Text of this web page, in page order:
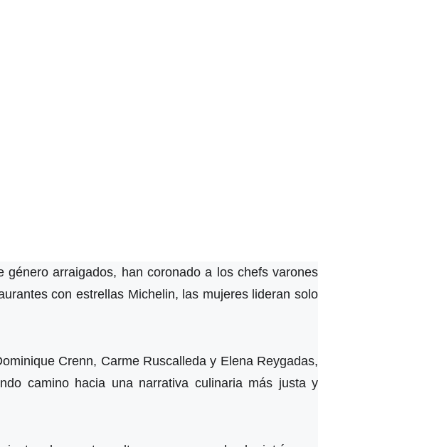
arraigados, han coronado a los chefs varones
con estrellas Michelin, las mujeres lideran solo
Crenn, Carme Ruscalleda y Elena Reygadas,
camino hacia una narrativa culinaria más justa y